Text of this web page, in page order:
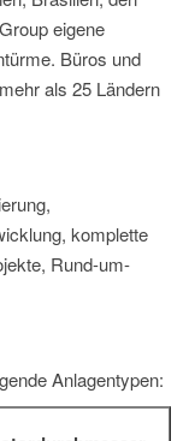
eigene
Büros und
als 25 Ländern
komplette
Rund-um-
Anlagentypen: